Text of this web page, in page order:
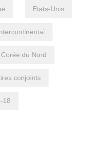
Etats-Unis
Corée du Nord
conjoints
18